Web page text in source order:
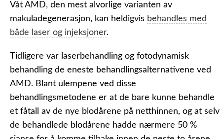
Våt AMD, den mest alvorlige varianten av
makuladegenerasjon, kan heldigvis behandles med
både laser og injeksjoner.
Tidligere var laserbehandling og fotodynamisk
behandling de eneste behandlingsalternativene ved
AMD. Blant ulempene ved disse
behandlingsmetodene er at de bare kunne behandle
et fåtall av de nye blodårene på netthinnen, og at selv
de behandlede blodårene hadde nærmere 50 %